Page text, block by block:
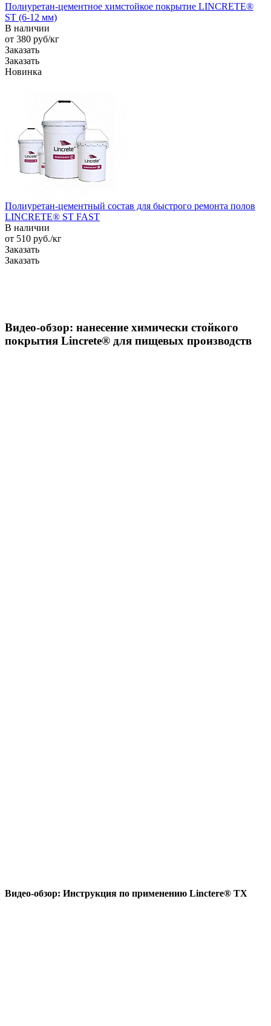
Полиуретан-цементное химстойкое покрытие LINCRETE®
ST (6-12 мм)
В наличии
от 380 руб/кг
Заказать
Заказать
Новинка
Полиуретан-цементный состав для быстрого ремонта полов
LINCRETE® ST FAST
В наличии
от 510 руб./кг
Заказать
Заказать
Видео-обзор: нанесение химически стойкого
покрытия Lincrete®️ для пищевых производств
Видео-обзор: Инструкция по применению Linctere® TX